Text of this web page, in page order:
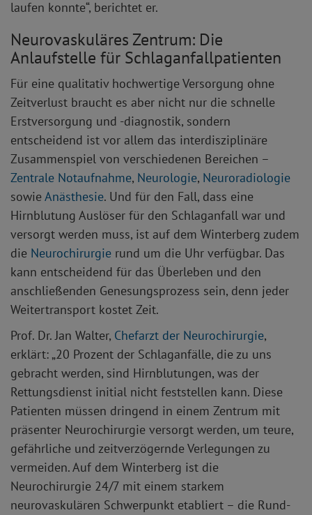
laufen konnte“, berichtet er.
Neurovaskuläres Zentrum: Die
Anlaufstelle für Schlaganfallpatienten
Für eine qualitativ hochwertige Versorgung ohne
Zeitverlust braucht es aber nicht nur die schnelle
Erstversorgung und -diagnostik, sondern
entscheidend ist vor allem das interdisziplinäre
Zusammenspiel von verschiedenen Bereichen –
Zentrale Notaufnahme, Neurologie, Neuroradiologie
sowieAnästhesie. Und für den Fall, dass eine
Hirnblutung Auslöser für den Schlaganfall war und
versorgt werden muss, ist auf dem Winterberg zudem
die Neurochirurgie rund um die Uhr verfügbar. Das
kann entscheidend für das Überleben und den
anschließenden Genesungsprozess sein, denn jeder
Weitertransport kostet Zeit.
Prof. Dr. Jan Walter, Chefarzt der Neurochirurgie,
erklärt: „20 Prozent der Schlaganfälle, die zu uns
gebracht werden, sind Hirnblutungen, was der
Rettungsdienst initial nicht feststellen kann. Diese
Patienten müssen dringend in einem Zentrum mit
präsenter Neurochirurgie versorgt werden, um teure,
gefährliche und zeitverzögernde Verlegungen zu
vermeiden. Auf dem Winterberg ist die
Neurochirurgie 24/7 mit einem starkem
neurovaskulären Schwerpunkt etabliert – die Rund-